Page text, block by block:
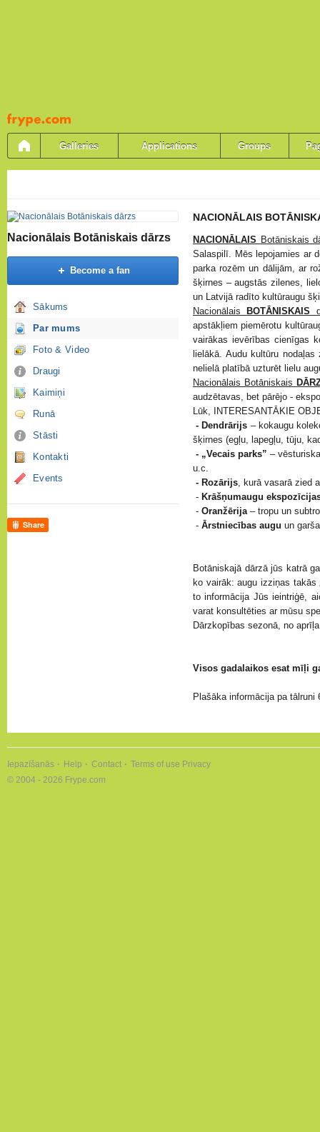
Pāriet
uz
saturu
Galleries Applications Groups
Nacionālais Botāniskais dārzs
Become a fan
Sākums
Par mums
Foto & Video
Draugi
Kaimiņi
Runā
Stāsti
Kontakti
Events
Share
NACIONĀLAIS
NACIONĀLAIS Botāniskais
Salaspilī. Mēs lepojamies ar
parka rozēm un dālijām, ar
šķirnes – augstās zilenes,
un Latvijā radīto kultūraugu
Nacionālais
BOTĀNISKAIS
apstākļiem piemērotu
vairākas ievērības cienīgas
lielākā. Audu kultūru
nelielā platībā uzturēt lielu
Nacionālais Botāniskais
audzētavas, bet pārējo -
Lūk, INTERESANTĀKIE
- Dendrārijs – kokaugu
šķirnes (egļu, lapegļu, tūju,
- „Vecais parks” –
u.c.
- Rozārijs, kurā vasarā zied
- Krāšņumaugu
- Oranžērija– tropu un
- Ārstniecības augu un
Botāniskajā dārzā jūs katrā
ko vairāk: augu izziņas
to informācija Jūs ieintriģē,
varat konsultēties ar mūsu
Dārzkopības sezonā, no
Visos gadalaikos esat mīļi
Plašāka informācija pa
Iepazīšanās Help Contact Terms of use Privacy
© 2004 - 2026 Frype.com